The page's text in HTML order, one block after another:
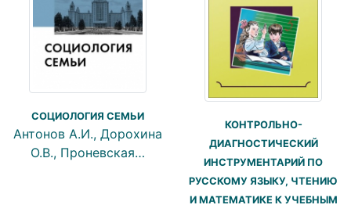
СОЦИОЛОГИЯ СЕМЬИ
Антонов А.И., Дорохина
О.В., Проневская…
КОНТРОЛЬНО-
ДИАГНОСТИЧЕСКИЙ
ИНСТРУМЕНТАРИЙ ПО
РУССКОМУ ЯЗЫКУ, ЧТЕНИЮ
И МАТЕМАТИКЕ К УЧЕБНЫМ